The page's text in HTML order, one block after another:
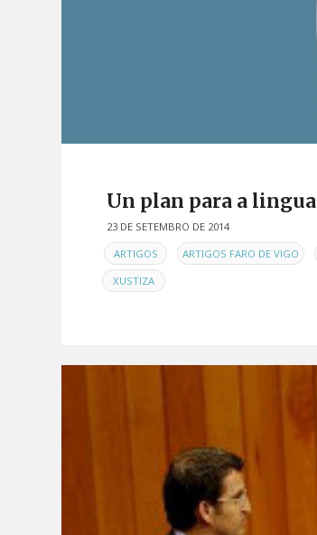
Un plan para a lingua
23 DE SETEMBRO DE 2014
EN ARTIGOS ARTIGOS FARO DE VIGO
XUSTIZA